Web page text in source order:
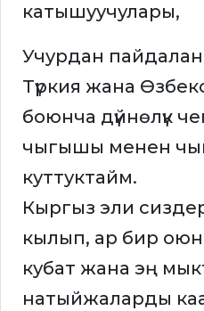
катышуучулары,
Учурдан
Түркия жана
боюнча дүйнөлүк
чыгышы менен
куттуктайм.
Кыргыз эли
кылып, ар бир
кубат жана эң
натыйжаларды